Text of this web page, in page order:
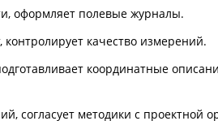
оформляет полевые журналы.
качество измерений.
координатные
согласует методики с проектной